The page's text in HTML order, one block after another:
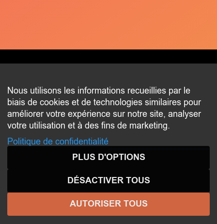
CONTACT
2 beim Schlass
L-8058 Bertrange
communication@bertrange.lu
© 2026 ENJOYBERTRANGE- Tous droits réservés -
Nous utilisons les informations recueillies par le
biais de cookies et de technologies similaires pour
améliorer votre expérience sur notre site, analyser
votre utilisation et à des fins de marketing.
Politique de confidentialité
PLUS D'OPTIONS
DÉSACTIVER TOUS
AUTORISER TOUS